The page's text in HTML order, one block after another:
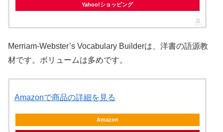
Yahoo!ショッピング
Merriam-Webster’s Vocabulary Builderは、洋書の語源教
材です。ボリュームは多めです。
Amazonで商品の詳細を見る
Amazon